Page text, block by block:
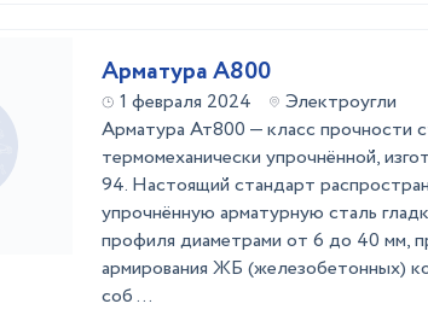
Арматура А800
1 февраля 2024
Электроугли
Арматура Ат800 — класс прочности
термомеханически упрочнённой,
94. Настоящий стандарт
упрочнённую арматурную сталь
профиля диаметрами от 6 до 40 мм,
армирования ЖБ (железобетонных)
соб ...